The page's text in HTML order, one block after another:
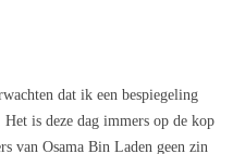
dat ik een bespiegeling
is deze dag immers op de kop
van Osama Bin Laden geen zin